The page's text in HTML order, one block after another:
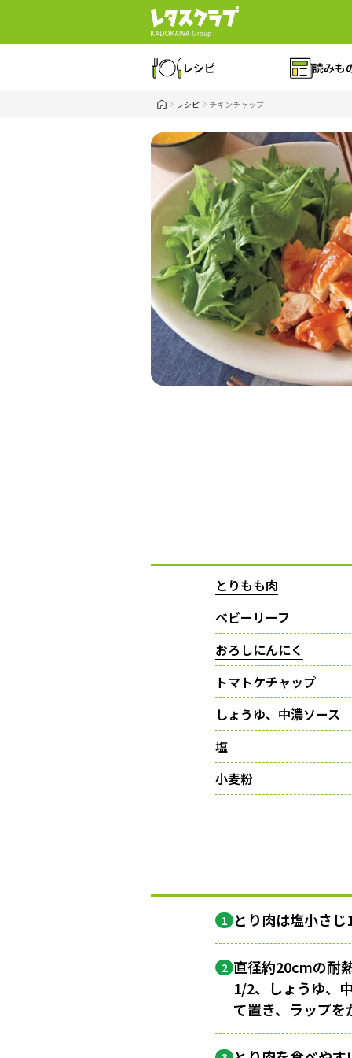
レシピ 読みも
レシピ チキンチャップ
とりもも肉
ベビーリーフ
おろしにんにく
トマトケチャップ
しょうゆ、中濃ソース
塩
小麦粉
1 とり肉は塩小さ
2 直径約20cmの耐
1/2、しょうゆ、
て置き、ラップ